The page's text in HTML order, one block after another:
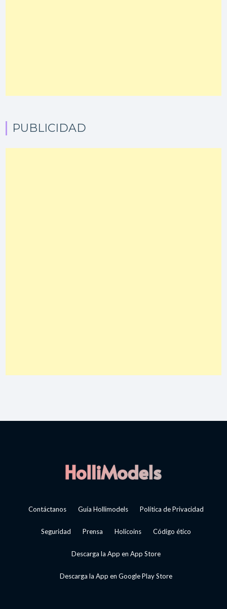
PUBLICIDAD
Contáctanos Guía Hollimodels Política de Privacidad
Seguridad Prensa Holicoins Código ético
Descarga la App en App Store
Descarga la App en Google Play Store